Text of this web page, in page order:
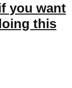
you want
this